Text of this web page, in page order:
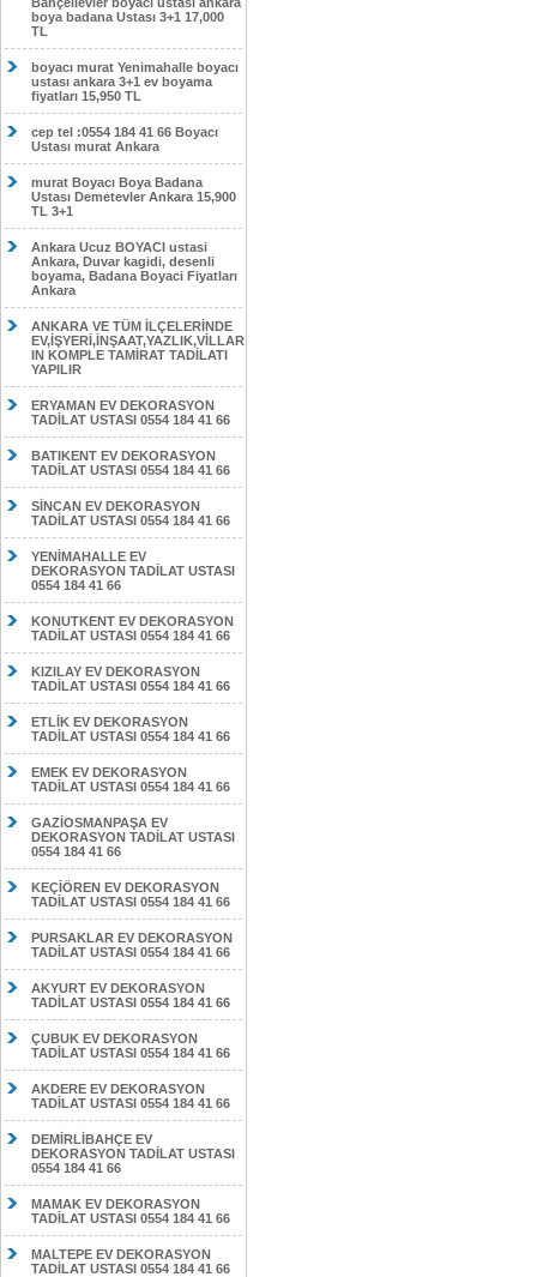
boya badana Ustası 3+1 17,000
TL
boyacı murat Yenimahalle boyacı
ustası ankara 3+1 ev boyama
fiyatları 15,950 TL
cep tel :0554 184 41 66 Boyacı
Ustası murat Ankara
murat Boyacı Boya Badana
Ustası Demetevler Ankara 15,900
TL 3+1
Ankara Ucuz BOYACI ustasi
Ankara, Duvar kagidi, desenli
boyama, Badana Boyaci Fiyatları
Ankara
ANKARA VE TÜM İLÇELERİNDE
EV,İŞYERİ,İNŞAAT,YAZLIK,VİLLAR
IN KOMPLE TAMİRAT TADİLATI
YAPILIR
ERYAMAN EV DEKORASYON
TADİLAT USTASI 0554 184 41 66
BATIKENT EV DEKORASYON
TADİLAT USTASI 0554 184 41 66
SİNCAN EV DEKORASYON
TADİLAT USTASI 0554 184 41 66
YENİMAHALLE EV
DEKORASYON TADİLAT USTASI
0554 184 41 66
KONUTKENT EV DEKORASYON
TADİLAT USTASI 0554 184 41 66
KIZILAY EV DEKORASYON
TADİLAT USTASI 0554 184 41 66
ETLİK EV DEKORASYON
TADİLAT USTASI 0554 184 41 66
EMEK EV DEKORASYON
TADİLAT USTASI 0554 184 41 66
GAZİOSMANPAŞA EV
DEKORASYON TADİLAT USTASI
0554 184 41 66
KEÇİÖREN EV DEKORASYON
TADİLAT USTASI 0554 184 41 66
PURSAKLAR EV DEKORASYON
TADİLAT USTASI 0554 184 41 66
AKYURT EV DEKORASYON
TADİLAT USTASI 0554 184 41 66
ÇUBUK EV DEKORASYON
TADİLAT USTASI 0554 184 41 66
AKDERE EV DEKORASYON
TADİLAT USTASI 0554 184 41 66
DEMİRLİBAHÇE EV
DEKORASYON TADİLAT USTASI
0554 184 41 66
MAMAK EV DEKORASYON
TADİLAT USTASI 0554 184 41 66
MALTEPE EV DEKORASYON
TADİLAT USTASI 0554 184 41 66